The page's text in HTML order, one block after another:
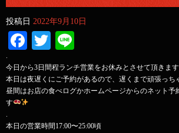
投稿日 2022年9月10日
Facebook
Twitter
.
今日から3日間程ランチ営業をお休みとさせて頂きます
本日は夜遅くにご予約があるので、遅くまで頑張っち
昼間はお店の食べログかホームページからのネット予
す
.
本日の営業時間17:00〜25:00頃